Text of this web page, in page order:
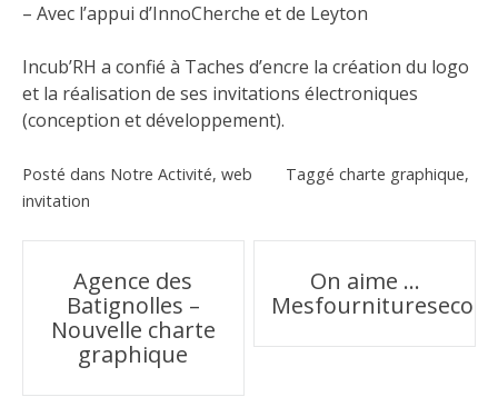
– Avec l’appui d’InnoCherche et de Leyton
Incub’RH a confié à Taches d’encre la création du logo
et la réalisation de ses invitations électroniques
(conception et développement).
Posté dans Notre Activité, web Taggé charte graphique,
invitation
Navigation
de
l’article
Agence des
Batignolles –
Nouvelle charte
graphique
On aime …